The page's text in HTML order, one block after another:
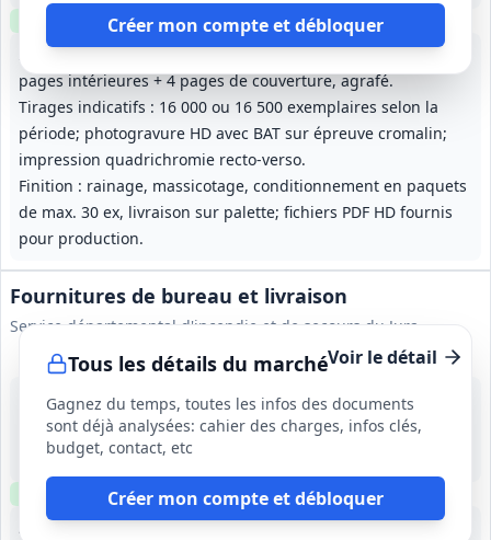
Créer mon compte et débloquer
Impression bimestrielle d'un magazine 210 x 297 mm, 52
pages intérieures + 4 pages de couverture, agrafé.
Tirages indicatifs : 16 000 ou 16 500 exemplaires selon la
période; photogravure HD avec BAT sur épreuve cromalin;
impression quadrichromie recto-verso.
Finition : rainage, massicotage, conditionnement en paquets
de max. 30 ex, livraison sur palette; fichiers PDF HD fournis
pour production.
Clause environnementale Échantillons requis
Tous les détails du marché
Gagnez du temps, toutes les infos des documents
sont déjà analysées: cahier des charges, infos clés,
budget, contact, etc
Créer mon compte et débloquer
Fournitures de bureau et livraison
Service départemental d'incendie et de secours du Jura
Voir le détail
Acquisition et livraison d'une large gamme de fournitures de
7 sept. 2026
Jura (39)
57 600 €
1 an (à partir du 01/12/2026), renouvelable 3 fois
Clause environnementale Échantillons requis